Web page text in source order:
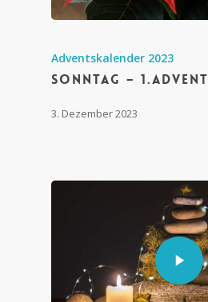
Adventskalender 2023
Sonntag – 1.Advent
3. Dezember 2023